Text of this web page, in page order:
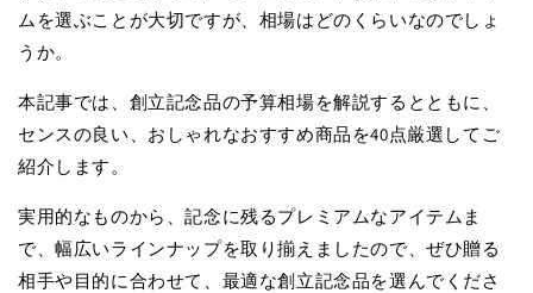
ムを選ぶことが大切ですが、相場はどのくらいなのでしょ
うか。
本記事では、創立記念品の予算相場を解説するとともに、
センスの良い、おしゃれなおすすめ商品を40点厳選してご
紹介します。
実用的なものから、記念に残るプレミアムなアイテムま
で、幅広いラインナップを取り揃えましたので、ぜひ贈る
相手や目的に合わせて、最適な創立記念品を選んでくださ